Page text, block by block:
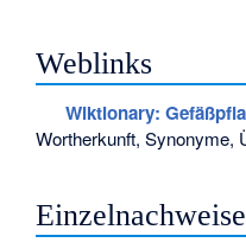
Weblinks
Wiktionary:
Wortherkunft, Synonyme,
Einzelnachweise